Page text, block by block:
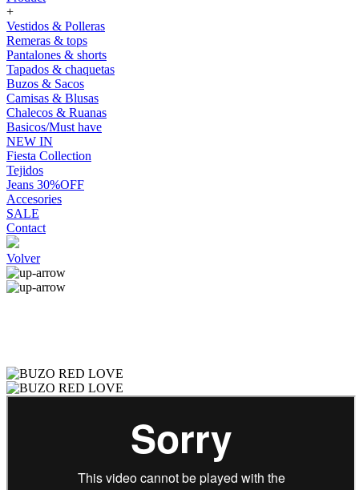
+
Vestidos & Polleras
Remeras & tops
Pantalones & shorts
Tapados & chaquetas
Buzos & Sacos
Camisas & Blusas
Chalecos & Ruanas
Basicos/Must have
NEW IN
Fiesta Collection
Tejidos
Jeans 30%OFF
Accesories
SALE
Contact
Volver